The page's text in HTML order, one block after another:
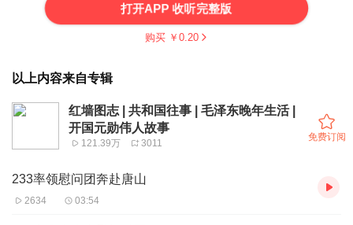
打开APP 收听完整版
购买 ￥ 0.20
以上内容来自专辑
红墙图志 | 共和国往事 | 毛泽东晚年生活 |
开国元勋伟人故事
121.39万 3011
免费订阅
233率领慰问团奔赴唐山
2634 03:54